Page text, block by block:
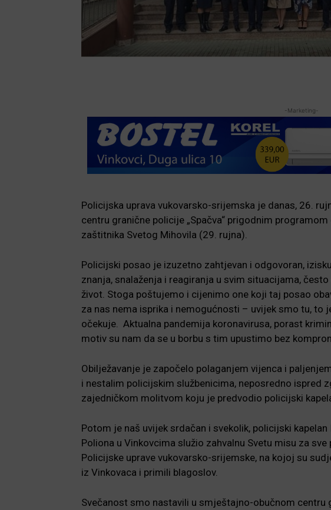
-Marketing-
Policijska uprava vukovarsko-srijemska je danas, 26.
centru granične policije „Spačva“ prigodnim
zaštitnika Svetog Mihovila (29. rujna).
Policijski posao je izuzetno zahtjevan i odgovoran,
znanja, snalaženja i reagiranja u svim situacijama,
život. Stoga poštujemo i cijenimo one koji taj posao
za nas nema isprika i nemogućnosti – uvijek smo tu, to
očekuje. Aktualna pandemija koronavirusa, porast
motiv su nam da se u borbu s tim upustimo bez
Obilježavanje je započelo polaganjem vijenca i
i nestalim policijskim službenicima, neposredno ispred
zajedničkom molitvom koju je predvodio policijski
Potom je naš uvijek srdačan i svekolik, policijski kapelan
Poliona u Vinkovcima služio zahvalnu Svetu misu za
Policijske uprave vukovarsko-srijemske, na kojoj su
iz Vinkovaca i primili blagoslov.
Svečanost smo nastavili u smještajno-obučnom centru